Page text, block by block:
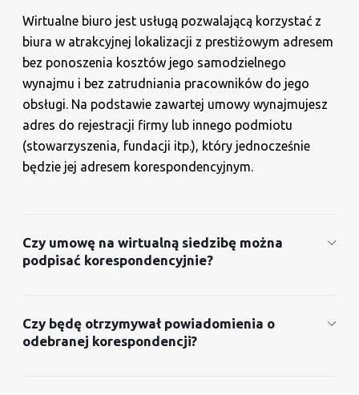
Wirtualne biuro jest usługą pozwalającą korzystać z
biura w atrakcyjnej lokalizacji z prestiżowym adresem
bez ponoszenia kosztów jego samodzielnego
wynajmu i bez zatrudniania pracowników do jego
obsługi. Na podstawie zawartej umowy wynajmujesz
adres do rejestracji firmy lub innego podmiotu
(stowarzyszenia, fundacji itp.), który jednocześnie
będzie jej adresem korespondencyjnym.
Czy umowę na wirtualną siedzibę można
podpisać korespondencyjnie?
Czy będę otrzymywał powiadomienia o
odebranej korespondencji?